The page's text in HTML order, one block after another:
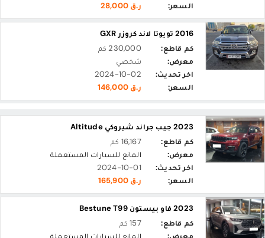
السعر:
ر.ق 28,000
2016 تويوتا لاند كروزر GXR
كم قاطع:
230,000 كم
معرض:
شخصي
اخر تحديث:
2024-10-02
السعر:
ر.ق 146,000
2023 جيب جراند شيروكي Altitude
كم قاطع:
16,167 كم
معرض:
المانع للسيارات المستعملة
اخر تحديث:
2024-10-01
السعر:
ر.ق 165,900
2023 فاو بيستون Bestune T99
كم قاطع:
157 كم